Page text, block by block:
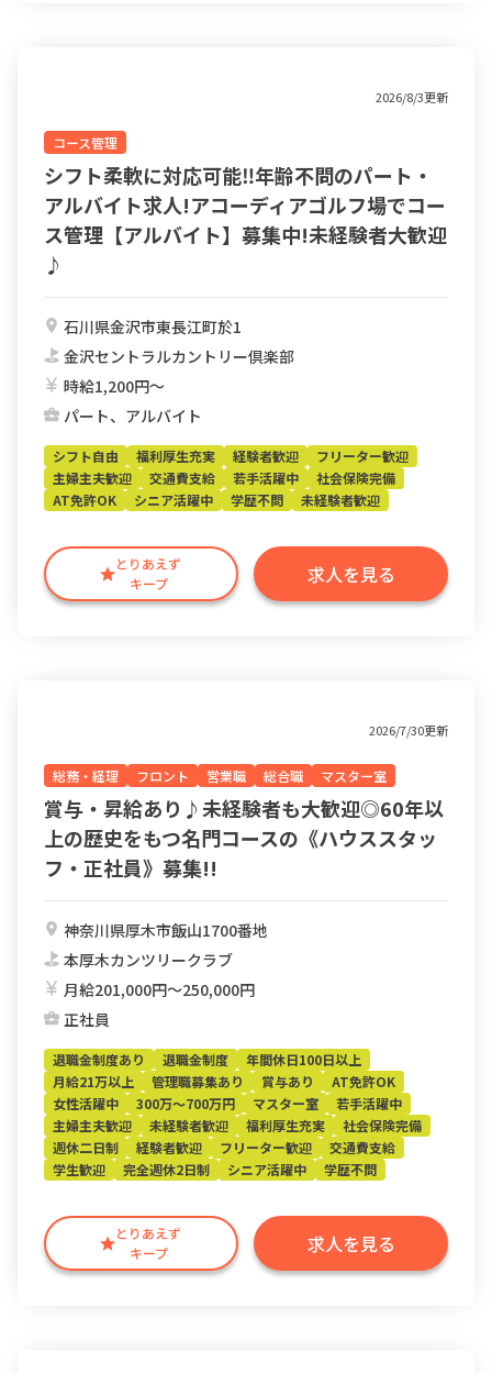
2026/8/3更新
コース管理
シフト柔軟に対応可能‼︎年齢不問のパート・
アルバイト求人!アコーディアゴルフ場でコー
ス管理【アルバイト】募集中!未経験者大歓迎
♪
石川県金沢市東長江町於1
金沢セントラルカントリー倶楽部
時給1,200円〜
パート、アルバイト
とりあえず
キープ
求人を見る
シフト自由 福利厚生充実 経験者歓迎
フリーター歓迎
主婦主夫歓迎
交通費支給 若手活躍中
社会保険完備
AT免許OK
シニア活躍中 学歴不問 未経験者歓迎
2026/7/30更新
総務・経理 フロント 営業職 総合職 マスター室
賞与・昇給あり♪未経験者も大歓迎◎60年以
上の歴史をもつ名門コースの《ハウススタッ
フ・正社員》募集!!
神奈川県厚木市飯山1700番地
本厚木カンツリークラブ
月給201,000円〜250,000円
正社員
とりあえず
キープ
求人を見る
退職金制度あり 退職金制度
年間休日100日以上
月給21万以上
管理職募集あり 賞与あり
AT免許OK
女性活躍中
300万～700万円 マスター室
若手活躍中
主婦主夫歓迎
未経験者歓迎 福利厚生充実
社会保険完備
週休二日制
経験者歓迎 フリーター歓迎
交通費支給
学生歓迎
完全週休2日制 シニア活躍中 学歴不問